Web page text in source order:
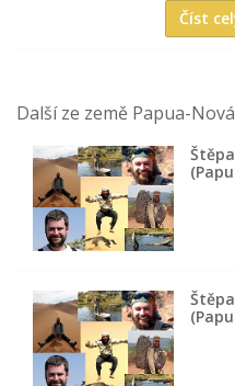
Číst
Další ze země Papua-